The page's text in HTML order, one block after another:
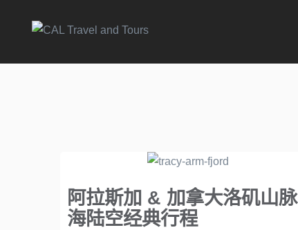
阿拉斯加 & 加拿大洛矶山脉
海陆空经典行程